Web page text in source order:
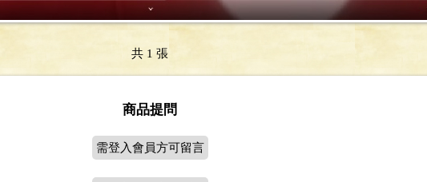
共 1 張
商品提問
需登入會員方可留言